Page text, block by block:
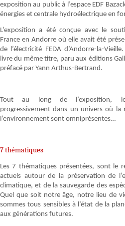
exposition au public à l’espace EDF
énergies et centrale hydroélectrique en
L’exposition a été conçue avec le
France en Andorre où elle avait été
de l’électricité FEDA d’Andorre-la-
livre du même titre, paru aux éditions
préfacé par Yann Arthus-Bertrand.
Tout au long de l’exposition, le
progressivement dans un univers où la
l’environnement sont omniprésentes…
7 thématiques
Les 7 thématiques présentées, sont le
actuels autour de la préservation de
climatique, et de la sauvegarde des
Quel que soit notre âge, notre lieu de
sommes tous sensibles à l’état de la
aux générations futures.